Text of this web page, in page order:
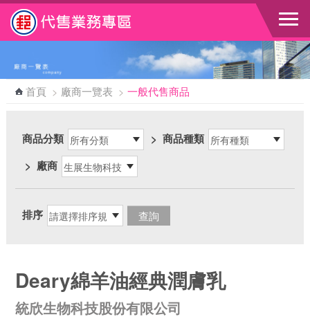
跳到主要內容區塊
首頁 > 廠商一覽表 > 一般代售商品
商品分類 > 商品種類
> 廠商
排序
Deary綿羊油經典潤膚乳
統欣生物科技股份有限公司